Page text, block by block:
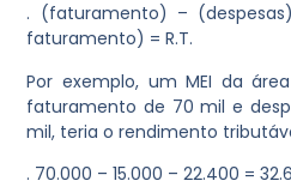
. (faturamento) –
faturamento) = R.T.
Por exemplo, um MEI da
faturamento de 70 mil e
mil, teria o rendimento
. 70.000 – 15.000 – 22.400 =